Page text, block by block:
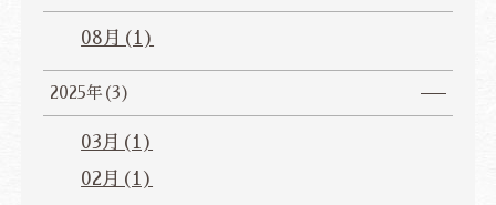
08月(1)
2025年(3)
03月(1)
02月(1)
JP